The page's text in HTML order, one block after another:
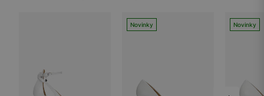
Novinky Novinky